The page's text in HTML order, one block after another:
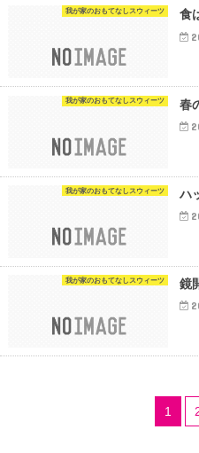
我が家のおもてなしスウィーツ 食
我が家のおもてなしスウィーツ 春
我が家のおもてなしスウィーツ ハ
我が家のおもてなしスウィーツ 鏡
1